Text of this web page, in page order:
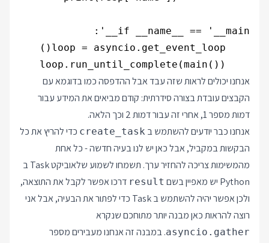
אנחנו יכולים לראות שזה עבד אבל ההדפסה כמו בדוגמא עם
הקבצים עובדת בצורה סידרתית: קודם מביאים את המידע עבור
דמות מספר 1, אחרי זה עבור דמות 2 וכך הלאה.
אנחנו כבר יודעים להשתמש ב create_task כדי להריץ את כל
הבקשות במקביל, אבל כאן יש לנו בעיה חדשה - כל אחת
מהמשימות צריכה להחזיר ערך. תשמחו לשמוע שלאוביקט Task ב
Python יש מאפיין בשם
result דרכו אפשר לקבל את התוצאה,
ולכן אפשר יהיה להשתמש ב Task כדי לפתור את הבעיה, אבל אני
רוצה להראות כאן מבנה יותר מתוחכם שנקרא
asyncio.gather. במבנה זה אנחנו מעבירים מספר